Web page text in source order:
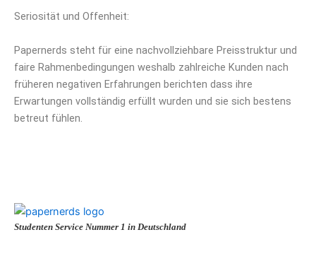
Seriosität und Offenheit:
Papernerds steht für eine nachvollziehbare Preisstruktur und
faire Rahmenbedingungen weshalb zahlreiche Kunden nach
früheren negativen Erfahrungen berichten dass ihre
Erwartungen vollständig erfüllt wurden und sie sich bestens
betreut fühlen.
Studenten Service Nummer 1 in Deutschland